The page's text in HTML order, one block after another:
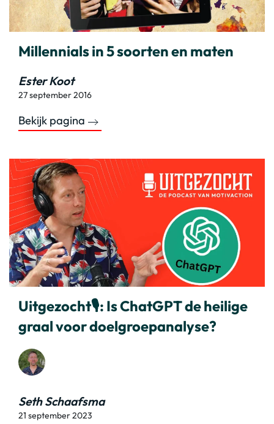
Millennials in 5 soorten en maten
Ester Koot
27 september 2016
Bekijk pagina
Uitgezocht🎙️: Is ChatGPT de heilige
graal voor doelgroepanalyse?
Seth Schaafsma
21 september 2023